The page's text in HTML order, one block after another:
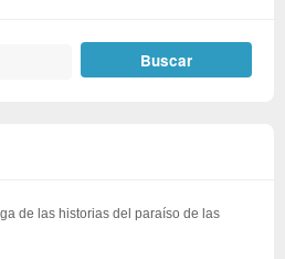
de las historias del paraíso de las